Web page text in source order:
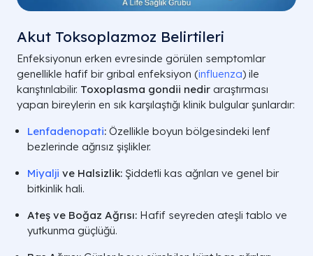
Akut Toksoplazmoz Belirtileri
Enfeksiyonun erken evresinde görülen semptomlar
genellikle hafif bir gribal enfeksiyon (influenza) ile
karıştırılabilir. Toxoplasma gondii nedir araştırması
yapan bireylerin en sık karşılaştığı klinik bulgular şunlardır:
Lenfadenopati: Özellikle boyun bölgesindeki lenf
bezlerinde ağrısız şişlikler.
Miyalji ve Halsizlik: Şiddetli kas ağrıları ve genel bir
bitkinlik hali.
Ateş ve Boğaz Ağrısı: Hafif seyreden ateşli tablo ve
yutkunma güçlüğü.